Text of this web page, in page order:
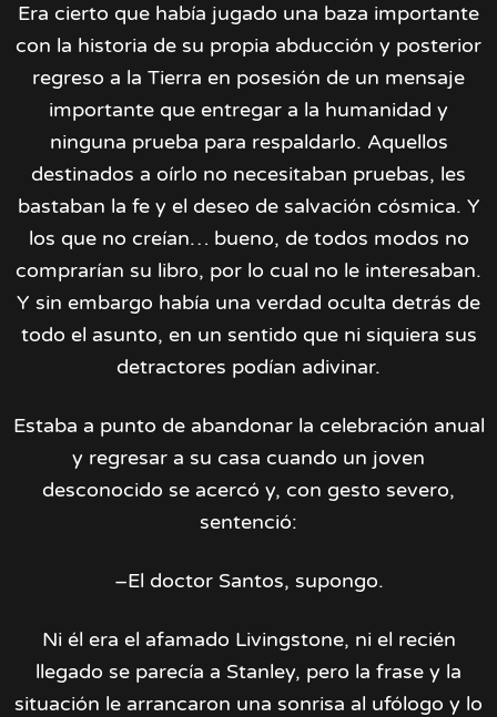
Era cierto que había jugado una baza importante
con la historia de su propia abducción y posterior
regreso a la Tierra en posesión de un mensaje
importante que entregar a la humanidad y
ninguna prueba para respaldarlo. Aquellos
destinados a oírlo no necesitaban pruebas, les
bastaban la fe y el deseo de salvación cósmica. Y
los que no creían… bueno, de todos modos no
comprarían su libro, por lo cual no le interesaban.
Y sin embargo había una verdad oculta detrás de
todo el asunto, en un sentido que ni siquiera sus
detractores podían adivinar.
Estaba a punto de abandonar la celebración anual
y regresar a su casa cuando un joven
desconocido se acercó y, con gesto severo,
sentenció:
–El doctor Santos, supongo.
Ni él era el afamado Livingstone, ni el recién
llegado se parecía a Stanley, pero la frase y la
situación le arrancaron una sonrisa al ufólogo y lo